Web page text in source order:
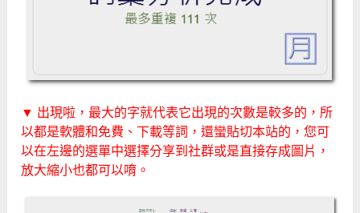
▼ 出現啦，最大的字就代表它出現的次數是較多的，所
以都是軟體和免費、下載等詞，還蠻貼切本站的，您可
以在左邊的選單中選擇分享到社群或是直接存成圖片，
放大縮小也都可以唷。